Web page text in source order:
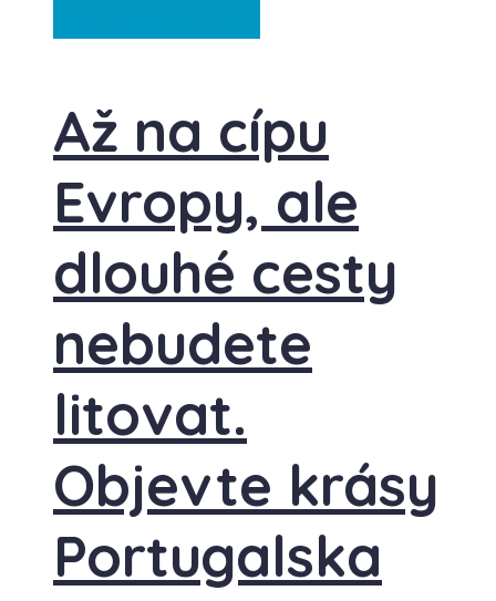
Až na cípu
Evropy, ale
dlouhé cesty
nebudete
litovat.
Objevte krásy
Portugalska